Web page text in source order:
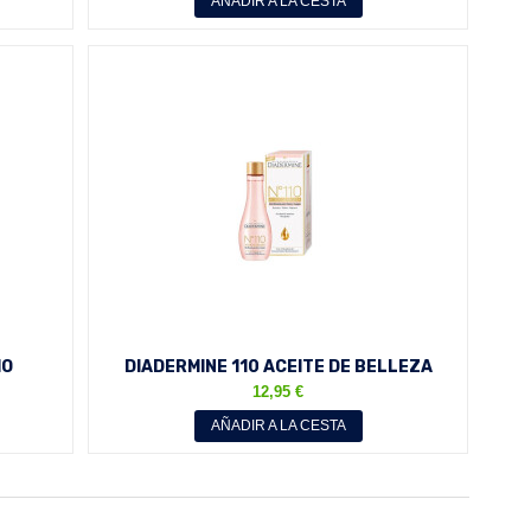
ML
DIADERMINE 110 ACEITE DE BELLEZA
CARA Y CUERPO 100 ML
12,95 €
AÑADIR A LA CESTA